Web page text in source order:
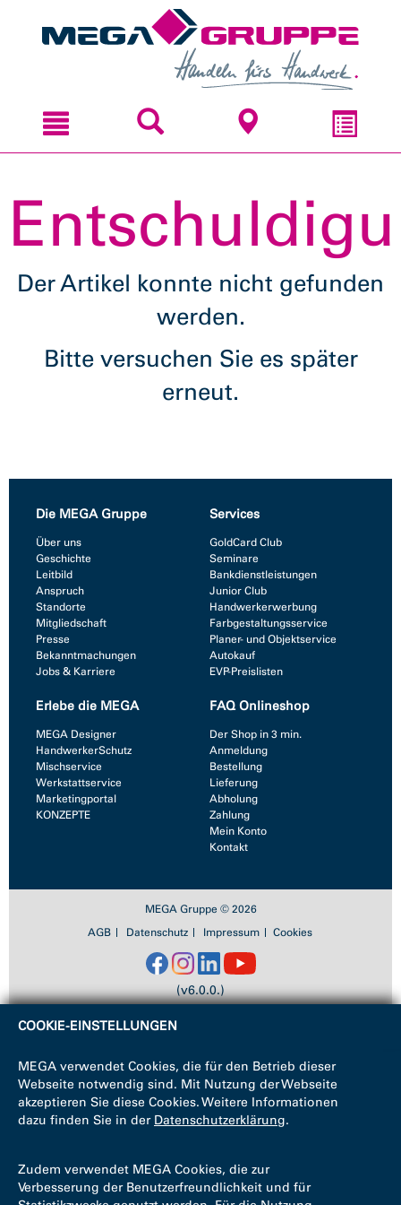
Der Artikel konnte nicht gefunden
werden.
Bitte versuchen Sie es später
erneut.
Die MEGA Gruppe
Über uns
Geschichte
Leitbild
Anspruch
Standorte
Mitgliedschaft
Presse
Bekanntmachungen
Jobs & Karriere
Services
GoldCard Club
Seminare
Bankdienstleistungen
Junior Club
Handwerkerwerbung
Farbgestaltungsservice
Planer- und Objektservice
Autokauf
EVP-Preislisten
Erlebe die MEGA
MEGA Designer
HandwerkerSchutz
Mischservice
Werkstattservice
Marketingportal
KONZEPTE
FAQ Onlineshop
Der Shop in 3 min.
Anmeldung
Bestellung
Lieferung
Abholung
Zahlung
Mein Konto
Kontakt
MEGA Gruppe © 2026
AGB
Datenschutz Impressum Cookies
(v6.0.0.)
COOKIE-EINSTELLUNGEN
MEGA verwendet Cookies, die für den Betrieb dieser
Webseite notwendig sind. Mit Nutzung der Webseite
akzeptieren Sie diese Cookies. Weitere Informationen
dazu finden Sie in der Datenschutzerklärung.
Zudem verwendet MEGA Cookies, die zur
Verbesserung der Benutzerfreundlichkeit und für